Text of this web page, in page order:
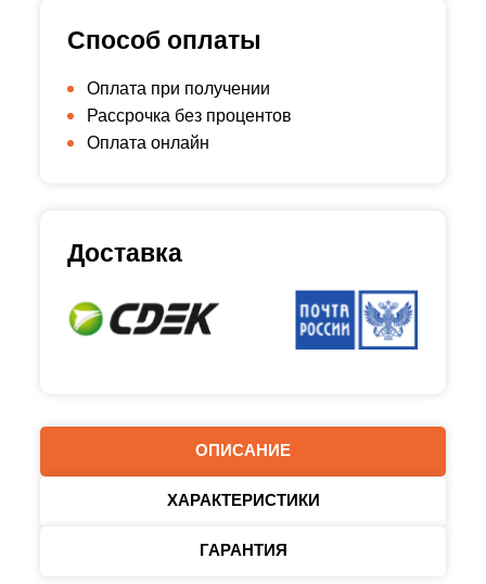
ОПИСАНИЕ
ХАРАКТЕРИСТИКИ
ГАРАНТИЯ
Способ оплаты
Оплата при получении
Рассрочка без процентов
Оплата онлайн
Доставка